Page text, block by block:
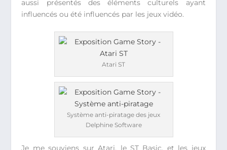
aussi présentés des éléments culturels ayant
influencés ou été influencés par les jeux vidéo.
Atari ST
Système anti-piratage des jeux
Delphine Software
Je me souviens sur Atari, le ST Basic, et les jeux